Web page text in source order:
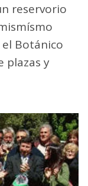
reservorio
Botánico
plazas y